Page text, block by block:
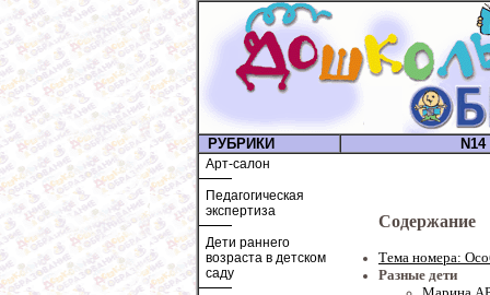
РУБРИКИ
Арт-салон
Педагогическая
экспертиза
Дети раннего
возраста в детском
саду
Содержание
Тема номера:
Разные дети